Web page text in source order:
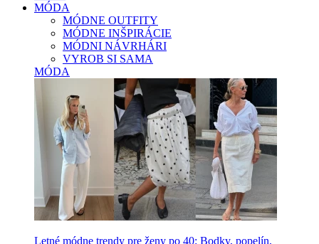
MÓDA
MÓDNE OUTFITY
MÓDNE INŠPIRÁCIE
MÓDNI NÁVRHÁRI
VYROB SI SAMA
MÓDA
Letné módne trendy pre ženy po 40: Bodky, popelín,